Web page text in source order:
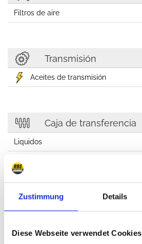
Zustimmung Details
Diese Webseite verwendet Cookies
Filtros de aire
Transmisión
Aceites de transmisión
Caja de transferencia
Liquidos